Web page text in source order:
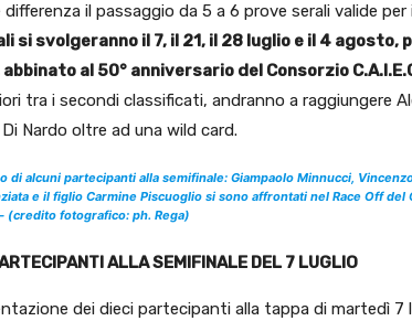
differenza il passaggio da 5 a 6 prove serali valide
si svolgeranno il 7, il 21, il 28 luglio e il 4 agosto,
al 50° anniversario del Consorzio
tra i secondi classificati, andranno a raggiungere
Nardo oltre ad una wild card.
di alcuni partecipanti alla semifinale: Giampaolo Minnucci,
e il figlio Carmine Piscuoglio si sono affrontati nel Race Off
(credito fotografico: ph. Rega)
ALLA SEMIFINALE DEL 7 LUGLIO
dei dieci partecipanti alla tappa di martedì 7